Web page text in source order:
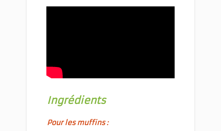
Ingrédients
Pour les muffins :